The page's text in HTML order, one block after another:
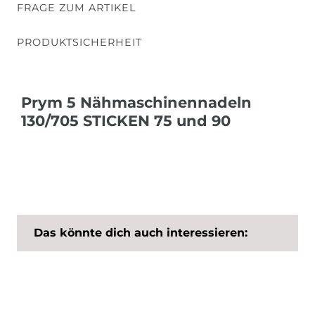
FRAGE ZUM ARTIKEL
PRODUKTSICHERHEIT
Prym 5 Nähmaschinennadeln
130/705 STICKEN 75 und 90
Das könnte dich auch interessieren: